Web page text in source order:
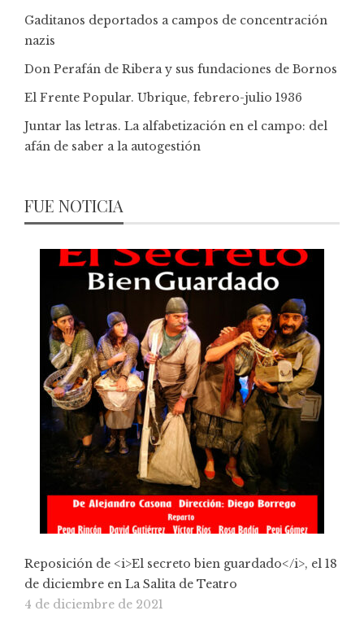
Gaditanos deportados a campos de concentración
nazis
Don Perafán de Ribera y sus fundaciones de Bornos
El Frente Popular. Ubrique, febrero-julio 1936
Juntar las letras. La alfabetización en el campo: del
afán de saber a la autogestión
FUE NOTICIA
Reposición de <i>El secreto bien guardado</i>, el 18
de diciembre en La Salita de Teatro
4 de diciembre de 2021